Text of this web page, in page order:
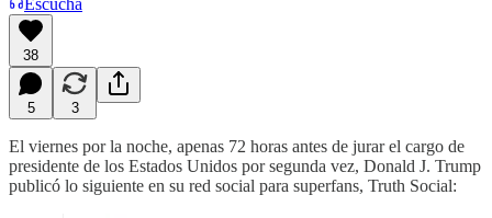
38
5 3
El viernes por la noche, apenas 72 horas antes de jurar el cargo de
presidente de los Estados Unidos por segunda vez, Donald J. Trump
publicó lo siguiente en su red social para superfans, Truth Social: